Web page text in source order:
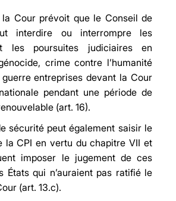
Cour prévoit que le Conseil de
interdire ou interrompre les
les poursuites judiciaires en
crime contre l’humanité
entreprises devant la Cour
pendant une période de
(art. 16).
sécurité peut également saisir le
la CPI en vertu du chapitre VII et
imposer le jugement de ces
États qui n’auraient pas ratifié le
(art. 13.c).